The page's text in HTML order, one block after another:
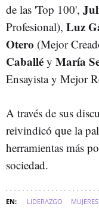
de las 'Top 100',
Profesional), Luz
Otero (Mejor
Caballé y María
Ensayista y Mejor
A través de sus
reivindicó que la
herramientas más
sociedad.
LIDERAZGO